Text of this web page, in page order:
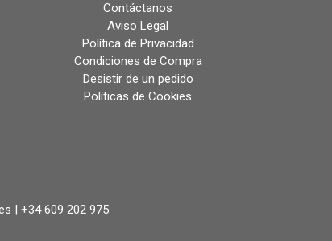
Contáctanos
Aviso Legal
Política de Privacidad
Condiciones de Compra
Desistir de un pedido
Políticas de Cookies
| +34 609 202 975